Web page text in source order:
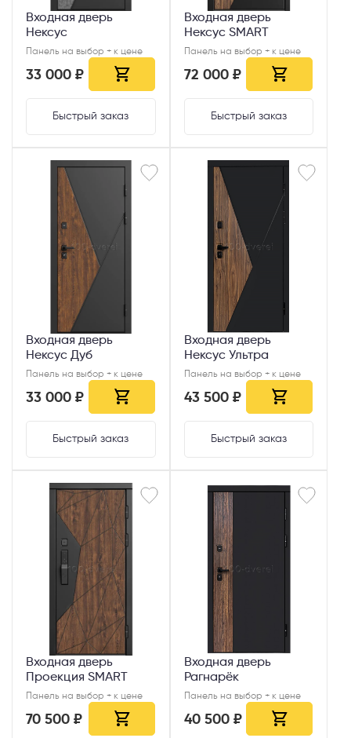
Входная дверь
Нексус
Панель на выбор + к цене
33 000 ₽
Быстрый заказ
Входная дверь
Нексус SMART
Панель на выбор + к цене
72 000 ₽
Быстрый заказ
Входная дверь
Нексус Дуб
Панель на выбор + к цене
33 000 ₽
Быстрый заказ
Входная дверь
Нексус Ультра
Панель на выбор + к цене
43 500 ₽
Быстрый заказ
Входная дверь
Проекция SMART
Панель на выбор + к цене
70 500 ₽
Входная дверь
Рагнарёк
Панель на выбор + к цене
40 500 ₽